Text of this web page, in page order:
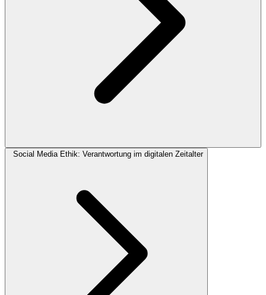
Social Media Ethik: Verantwortung im digitalen Zeitalter